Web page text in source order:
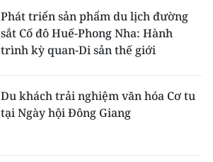
Phát triển sản phẩm du lịch đường
sắt Cố đô Huế-Phong Nha: Hành
trình kỳ quan-Di sản thế giới
Du khách trải nghiệm văn hóa Cơ tu
tại Ngày hội Đông Giang